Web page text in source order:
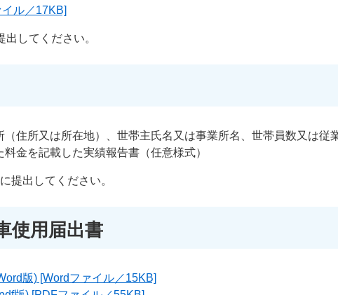
ル／17KB]
してください。
（住所又は所在地）、世帯主氏名又は事業所名、世帯員数又は従
金を記載した実績報告書（任意様式）
提出してください。
使用届出書
版) [Wordファイル／15KB]